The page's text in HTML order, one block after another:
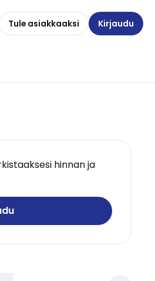
Tule asiakkaaksi Kirjaudu
hinnan ja